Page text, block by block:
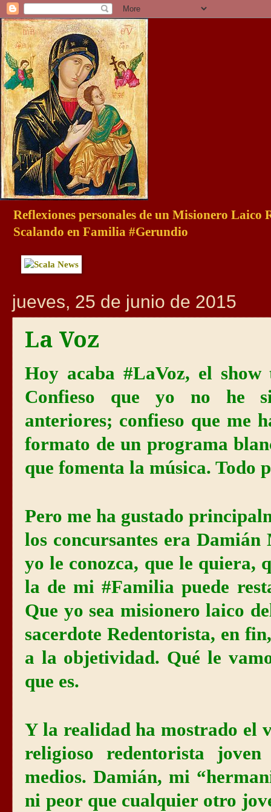
Reflexiones personales de un Misionero Laico
Scalando en Familia #Gerundio
jueves, 25 de junio de 2015
La Voz
Hoy acaba #LaVoz, el show
Confieso que yo no he
anteriores; confieso que me
formato de un programa
que fomenta la música. Todo
Pero me ha gustado
los concursantes era Damián
yo le conozca, que le quiera,
la de mi #Familia puede
Que yo sea misionero laico
sacerdote Redentorista, en
a la objetividad. Qué le
que es.
Y la realidad ha mostrado el
religioso redentorista
medios. Damián, mi
ni peor que cualquier otro